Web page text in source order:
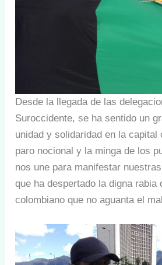
Desde la llegada de las
Suroccidente, se ha sentido un
unidad y solidaridad en la capital
paro nocional y la minga de los
nos une para manifestar
que ha despertado la digna rabia
colombiano que no aguanta el